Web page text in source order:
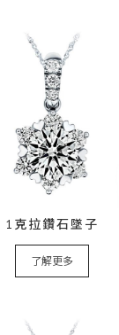
1克拉鑽石墜子
了解更多